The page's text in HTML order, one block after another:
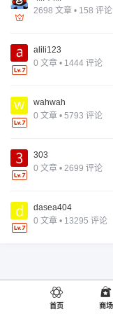
2698 文章 • 158 评论
alili123
0 文章 • 1444 评论
wahwah
0 文章 • 5793 评论
303
0 文章 • 2699 评论
dasea404
0 文章 • 13295 评论
首页 商场